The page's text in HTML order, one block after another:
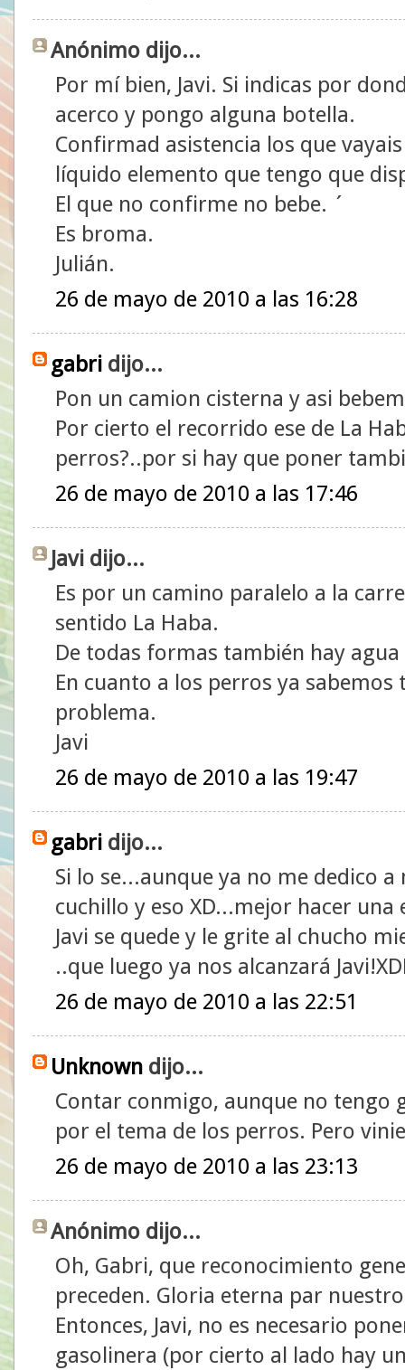
Anónimo dijo...
Por mí bien, Javi. Si indicas por
acerco y pongo alguna botella.
Confirmad asistencia los que
líquido elemento que tengo que
El que no confirme no bebe. ´
Es broma.
Julián.
26 de mayo de 2010 a las 16:28
gabri dijo...
Pon un camion cisterna y asi
Por cierto el recorrido ese de La
perros?..por si hay que poner
26 de mayo de 2010 a las 17:46
Javi dijo...
Es por un camino paralelo a la
sentido La Haba.
De todas formas también hay
En cuanto a los perros ya
problema.
Javi
26 de mayo de 2010 a las 19:47
gabri dijo...
Si lo se...aunque ya no me dedico
cuchillo y eso XD...mejor hacer
Javi se quede y le grite al chucho
..que luego ya nos alcanzará
26 de mayo de 2010 a las 22:51
Unknown dijo...
Contar conmigo, aunque no tengo
por el tema de los perros. Pero
26 de mayo de 2010 a las 23:13
Anónimo dijo...
Oh, Gabri, que reconocimiento
preceden. Gloria eterna par
Entonces, Javi, no es necesario
gasolinera (por cierto al lado hay